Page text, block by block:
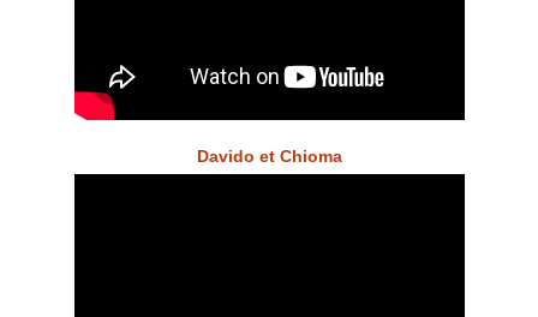
Davido et Chioma